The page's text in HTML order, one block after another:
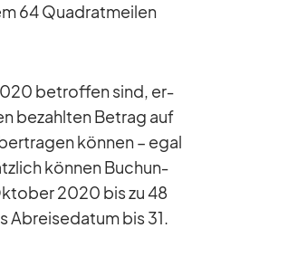
64 Qua­drat­mei­len
be­trof­fen sind, er­
be­zahl­ten Be­trag auf
kön­nen – egal
kön­nen Bu­chun­
2020 bis zu 48
Ab­rei­se­da­tum bis 31.